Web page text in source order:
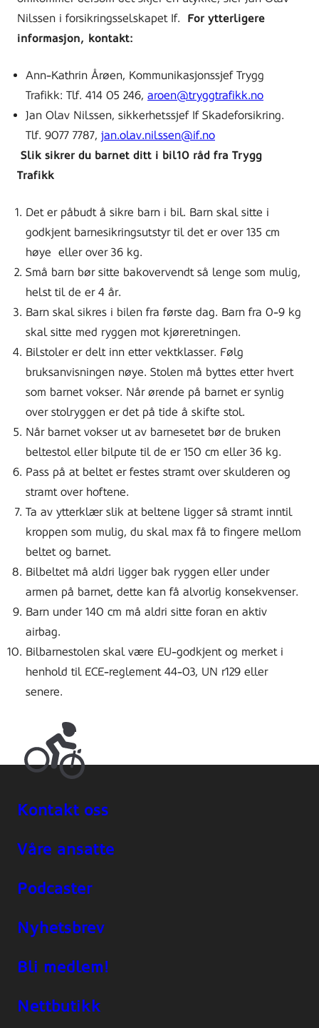
Nilssen i forsikringsselskapet If.
For ytterligere
informasjon, kontakt:
Ann-Kathrin Årøen, Kommunikasjonssjef Trygg
Trafikk: Tlf. 414 05 246, aroen@tryggtrafikk.no
Jan Olav Nilssen, sikkerhetssjef If Skadeforsikring.
Tlf. 9077 7787, jan.olav.nilssen@if.no
Slik sikrer du barnet ditt i bil10 råd fra Trygg
Trafikk
Det er påbudt å sikre barn i bil. Barn skal sitte i
godkjent barnesikringsutstyr til det er over 135 cm
høye eller over 36 kg.
Små barn bør sitte bakovervendt så lenge som mulig,
helst til de er 4 år.
Barn skal sikres i bilen fra første dag. Barn fra 0-9 kg
skal sitte med ryggen mot kjøreretningen.
Bilstoler er delt inn etter vektklasser. Følg
bruksanvisningen nøye. Stolen må byttes etter hvert
som barnet vokser. Når ørende på barnet er synlig
over stolryggen er det på tide å skifte stol.
Når barnet vokser ut av barnesetet bør de bruken
beltestol eller bilpute til de er 150 cm eller 36 kg.
Pass på at beltet er festes stramt over skulderen og
stramt over hoftene.
Ta av ytterklær slik at beltene ligger så stramt inntil
kroppen som mulig, du skal max få to fingere mellom
beltet og barnet.
Bilbeltet må aldri ligger bak ryggen eller under
armen på barnet, dette kan få alvorlig konsekvenser.
Barn under 140 cm må aldri sitte foran en aktiv
airbag.
Bilbarnestolen skal være EU-godkjent og merket i
henhold til ECE-reglement 44-03, UN r129 eller
senere.
Kontakt oss
Våre ansatte
Podcaster
Nyhetsbrev
Bli medlem!
Nettbutikk